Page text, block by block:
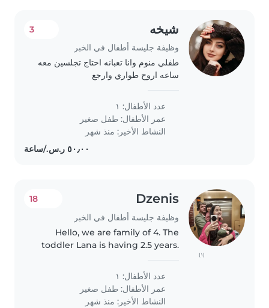
شيخه
وظيفة جليسة أطفال في الخبر
3
طفلي منوم وانا تعبانه احتاج تجلسين معه
ساعه اروح طواري وارجع
عدد الأطفال: ١
عمر الأطفال: طفل صغير
النشاط الأخير: منذ شهر
(١)
Dzenis
وظيفة جليسة أطفال في الخبر
18
Hello, we are family of 4. The
toddler Lana is having 2.5 years.
in Dammam for some time and
looking for something during
our time forward for a..
عدد الأطفال: ١
عمر الأطفال: طفل صغير
النشاط الأخير: منذ شهر